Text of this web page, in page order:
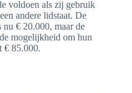
voldoen als zij gebruik
andere lidstaat. De
nu € 20.000, maar de
mogelijkheid om hun
€ 85.000.